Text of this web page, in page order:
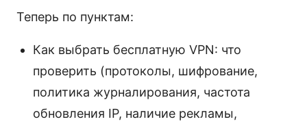
Теперь по пунктам:
Как выбрать бесплатную VPN: что
проверить (протоколы, шифрование,
политика журналирования, частота
обновления IP, наличие рекламы,